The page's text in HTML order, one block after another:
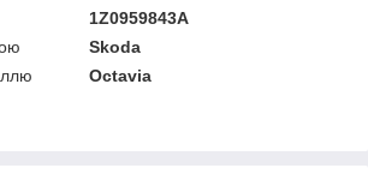
1Z0959843А
Skoda
Octavia